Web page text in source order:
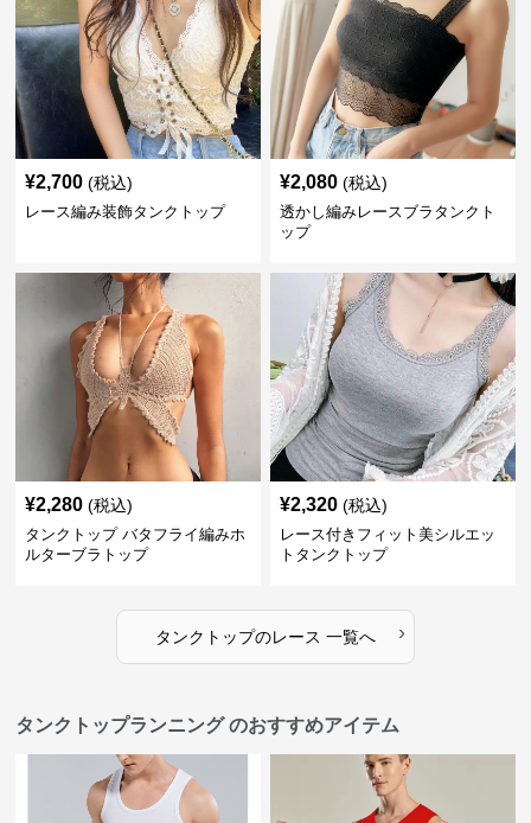
¥2,700 (税込)
レース編み装飾タンクトップ
¥2,080 (税込)
透かし編みレースブラタンクト
ップ
¥2,280 (税込)
タンクトップ バタフライ編みホ
ルターブラトップ
¥2,320 (税込)
レース付きフィット美シルエッ
トタンクトップ
タンクトップのレース 一覧へ ›
タンクトップランニング のおすすめアイテム